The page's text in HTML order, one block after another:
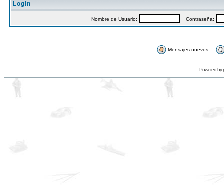
Login
Nombre de Usuario: Contraseña:
Mensajes nuevos
Powered by